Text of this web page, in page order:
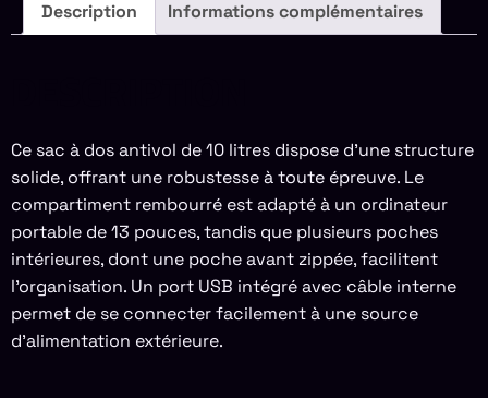
Description Informations complémentaires
Ce sac à dos antivol de 10 litres dispose d’une structure
solide, offrant une robustesse à toute épreuve. Le
compartiment rembourré est adapté à un ordinateur
portable de 13 pouces, tandis que plusieurs poches
intérieures, dont une poche avant zippée, facilitent
l’organisation. Un port USB intégré avec câble interne
permet de se connecter facilement à une source
d’alimentation extérieure.